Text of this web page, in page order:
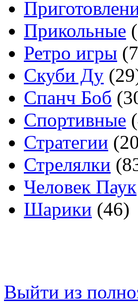
Прикольные
Ретро игры
Скуби Ду
Спанч Боб
Спортивные
Стратегии
Стрелялки
Человек Паук
Шарики (46)
Выйти из